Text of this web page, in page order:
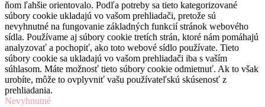
ňom ľahšie orientovalo. Podľa potreby sa tieto kategorizované
súbory cookie ukladajú vo vašom prehliadači, pretože sú
nevyhnutné na fungovanie základných funkcií stránok webového
sídla. Používame aj súbory cookie tretích strán, ktoré nám pomáhajú
analyzovať a pochopiť, ako toto webové sídlo používate. Tieto
súbory cookie sa ukladajú vo vašom prehliadači iba s vaším
súhlasom. Máte možnosť tieto súbory cookie odmietnuť. Ak to však
urobíte, môže to ovplyvniť vašu používateľskú skúsenosť z
prehliadania.
Nevyhnutné